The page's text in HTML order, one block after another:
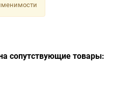
сопутствующие товары: